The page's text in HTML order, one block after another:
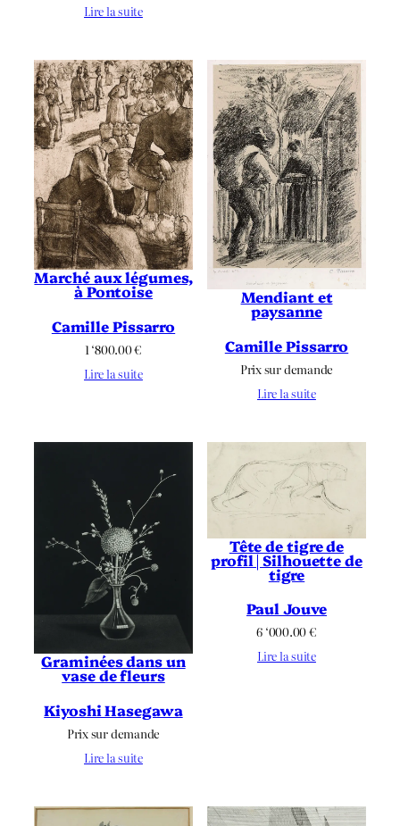
Lire la suite
Marché aux légumes,
à Pontoise
Camille Pissarro
1 ‘800.00€
Lire la suite
Mendiant et
paysanne
Camille Pissarro
Prix sur demande
Lire la suite
Graminées dans un
vase de fleurs
Kiyoshi Hasegawa
Prix sur demande
Lire la suite
Tête de tigre de
profil | Silhouette de
tigre
Paul Jouve
6 ‘000.00€
Lire la suite